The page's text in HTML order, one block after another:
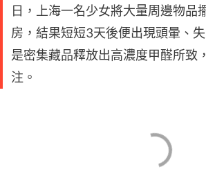
日，上海一名少女將大量周邊物品
房，結果短短3天後便出現頭暈、
是密集藏品釋放出高濃度甲醛所致
注。